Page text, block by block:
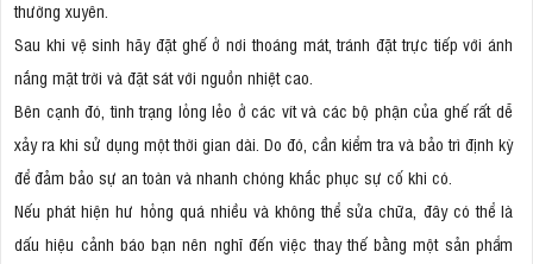
thường xuyên.
Sau khi vệ sinh hãy đặt ghế ở nơi thoáng mát, tránh đặt trực tiếp với ánh
nắng mặt trời và đặt sát với nguồn nhiệt cao.
Bên cạnh đó, tình trạng lỏng lẻo ở các vít và các bộ phận của ghế rất dễ
xảy ra khi sử dụng một thời gian dài. Do đó, cần kiểm tra và bảo trì định kỳ
để đảm bảo sự an toàn và nhanh chóng khắc phục sự cố khi có.
Nếu phát hiện hư hỏng quá nhiều và không thể sửa chữa, đây có thể là
dấu hiệu cảnh báo bạn nên nghĩ đến việc thay thế bằng một sản phẩm